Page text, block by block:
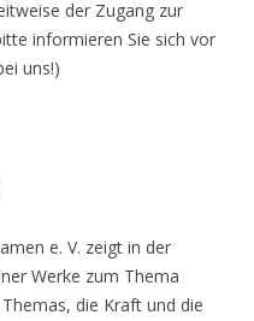
der Zugang zur
informieren Sie sich vor
uns!)
e. V. zeigt in der
Werke zum Thema
die Kraft und die